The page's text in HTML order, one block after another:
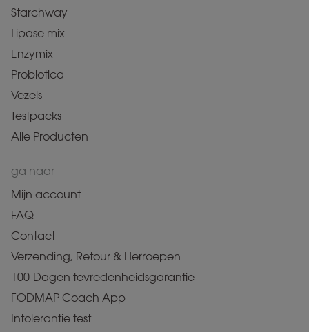
Starchway
Lipase mix
Enzymix
Probiotica
Vezels
Testpacks
Alle Producten
ga naar
Mijn account
FAQ
Contact
Verzending, Retour & Herroepen
100-Dagen tevredenheidsgarantie
FODMAP Coach App
Intolerantie test